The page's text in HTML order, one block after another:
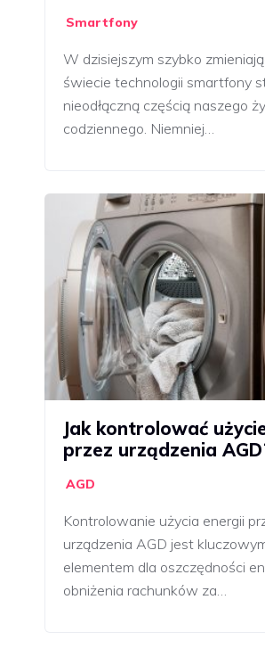
Smartfony
W dzisiejszym szybko
świecie technologii smartfony
nieodłączną częścią naszego
codziennego. Niemniej…
Jak kontrolować
przez urządzenia
AGD
Kontrolowanie użycia energii
urządzenia AGD jest
elementem dla oszczędności
obniżenia rachunków za…